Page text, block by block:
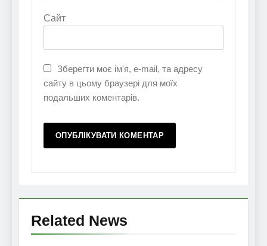
Сайт
Зберегти моє ім'я, e-mail, та адресу
сайту в цьому браузері для моїх
подальших коментарів.
Related News